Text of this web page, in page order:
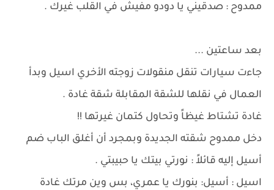
ممدوح : صدقيني يا دودو مفيش في القلب غيرك .
بعد ساعتين ...
جاءت سيارات تنقل منقولات زوجته الأخري اسيل وبدأ
العمال في نقلها للشقة المقابلة شقة غادة .
غادة تشتاط غيظاً وتحاول كتمان غيرتها !!
دخل ممدوح شقته الجديدة وبمجرد أن أغلق الباب ضم
أسيل إليه قائلاً : نورتي بيتك يا حبيبتي .
اسيل : أسيل: بنورك يا عمري، بس وين مرتك غادة